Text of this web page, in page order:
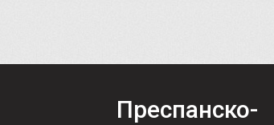
Преспанско-